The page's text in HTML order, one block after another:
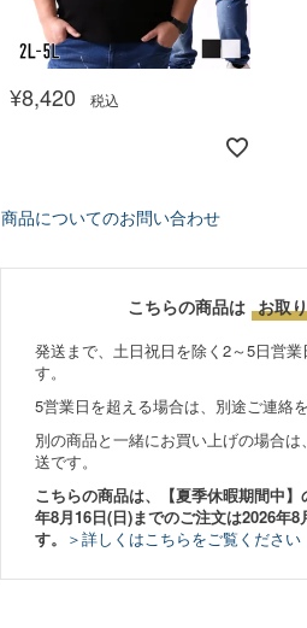
¥8,420 税込
商品についてのお問い合わせ
こちらの商品は お取
発送まで、土日祝日を除く2～5日営
す。
5営業日を超える場合は、別途ご連絡
別の商品と一緒にお買い上げの場合
送です。
こちらの商品は、【夏季休暇期間中
年8月16日(日)までのご注文は2026年
す。 ＞詳しくはこちらをご覧ください